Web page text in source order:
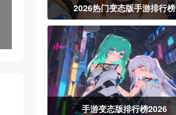
2026热门变态版手游排行榜
手游变态版排行榜2026